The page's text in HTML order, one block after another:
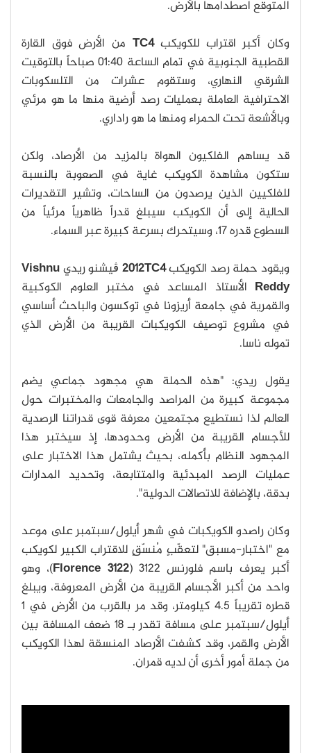
المتوقع اصطدامها بالأرض.
وكان أكبر اقتراب للكويكبTC4 من الأرض فوق القارة
القطبية الجنوبية في تمام الساعة 01:40 صباحاً بالتوقيت
الشرقي النهاري، وستقوم عشرات من التلسكوبات
الاحترافية العاملة بعمليات رصد أرضية منها ما هو مرئي
وبالأشعة تحت الحمراء ومنها ما هو راداري.
قد يساهم الفلكيون الهواة بالمزيد من الأرصاد، ولكن
ستكون مشاهدة الكويكب غاية في الصعوبة بالنسبة
للفلكيين الذين يرصدون من الساحات، وتشير التقديرات
الحالية إلى أن الكويكب سيبلغ قدراً ظاهرياً مرئياً من
السطوع قدره 17، وسيتحرك بسرعة كبيرة عبر السماء.
ويقود حملة رصد الكويكب2012TC4 ڨيشنو ريديVishnu
Reddy الأستاذ المساعد في مختبر العلوم الكوكبية
والقمرية في جامعة أريزونا في توكسون والباحث أساسي
في مشروع توصيف الكويكبات القريبة من الأرض الذي
تموله ناسا.
يقول ريدي: "هذه الحملة هي مجهود جماعي يضم
مجموعة كبيرة من المراصد والجامعات والمختبرات حول
العالم لذا نستطيع مجتمعين معرفة قوى قدراتنا الرصدية
للأجسام القريبة من الأرض وحدودها، إذ سيختبر هذا
المجهود النظام بأكمله، بحيث يشتمل هذا الاختبار على
عمليات الرصد المبدئية والمتتابعة، وتحديد المدارات
بدقة، بالإضافة للاتصالات الدولية".
وكان راصدو الكويكبات في شهر أيلول/سبتمبر على موعد
مع "اختبار-مسبق" لتعقّبٍ مُنسّقٍ للاقتراب الكبير لكويكب
أكبر يعرف باسم فلورنس 3122 (
3122 Florence
)، وهو
واحد من أكبر الأجسام القريبة من الأرض المعروفة، ويبلغ
قطره تقريباً 4.5 كيلومتر، وقد مر بالقرب من الأرض في 1
أيلول/سبتمبر على مسافة تقدر بـ 18 ضعف المسافة بين
الأرض والقمر، وقد كشفت الأرصاد المنسقة لهذا الكويكب
من جملة أمور أخرى أن لديه قمران.